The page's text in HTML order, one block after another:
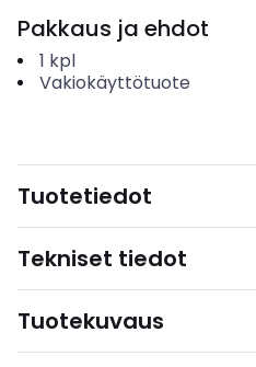
Pakkaus ja ehdot
1 kpl
Vakiokäyttötuote
Tuotetiedot
Tekniset tiedot
Tuotekuvaus